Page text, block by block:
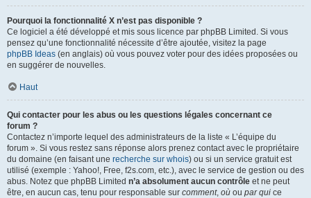
Pourquoi la fonctionnalité X n’est pas disponible ?
Ce logiciel a été développé et mis sous licence par phpBB Limited. Si vous
pensez qu’une fonctionnalité nécessite d’être ajoutée, visitez la page
phpBB Ideas (en anglais) où vous pouvez voter pour des idées proposées ou
en suggérer de nouvelles.
Haut
Qui contacter pour les abus ou les questions légales concernant ce
forum ?
Contactez n’importe lequel des administrateurs de la liste « L’équipe du
forum ». Si vous restez sans réponse alors prenez contact avec le propriétaire
du domaine (en faisant une recherche sur whois) ou si un service gratuit est
utilisé (exemple : Yahoo!, Free, f2s.com, etc.), avec le service de gestion ou des
abus. Notez que phpBB Limited n’a absolument aucun contrôle et ne peut
être, en aucun cas, tenu pour responsable sur comment, où ou par qui ce